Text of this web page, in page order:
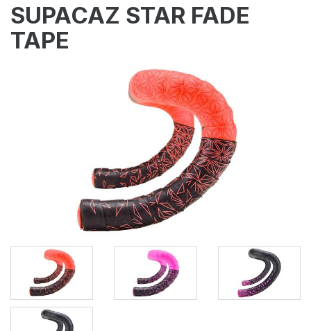
SUPACAZ STAR FADE
TAPE